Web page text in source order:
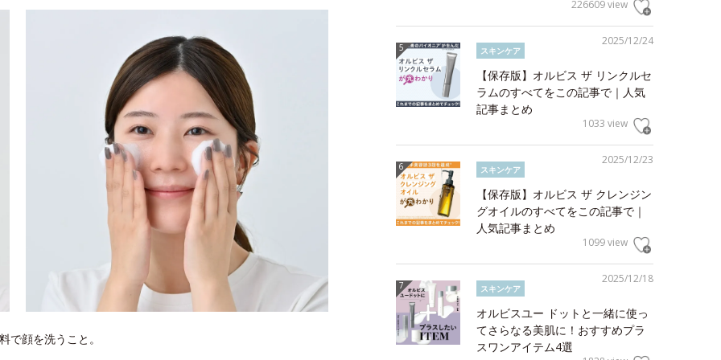
で顔を洗うこと。
226609 view
2025/12/24
スキンケア
【保存版】オルビス ザ リンクルセ
ラムのすべてをこの記事で｜人気
記事まとめ
1033 view
2025/12/23
スキンケア
【保存版】オルビス ザ クレンジン
グオイルのすべてをこの記事で｜
人気記事まとめ
1099 view
2025/12/18
スキンケア
オルビスユー ドットと一緒に使っ
てさらなる美肌に！おすすめプラ
スワンアイテム4選